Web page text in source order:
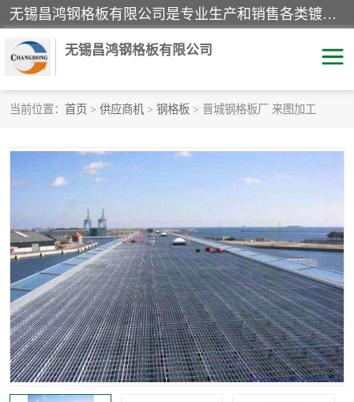
无锡昌鸿钢格板有限公司是专业生产和销售各类镀锌钢格板、镀锌钢格栅、不锈钢钢格及其相关产品的现代化企业。公司产品广泛运用于石油、化工、港口、电力、运输、造纸、医药、钢铁、食品、市政、房地产、制造业等各个领域。
无锡昌鸿钢格板有限公司
当前位置： 首页 > 供应商机 > 钢格板 > 晋城钢格板厂 来图加工
踏步板 水沟盖板
齿形钢格板 钢格板
热镀锌钢格板 复合钢格板
钢格栅踏步板 插接钢格板
整流格栅